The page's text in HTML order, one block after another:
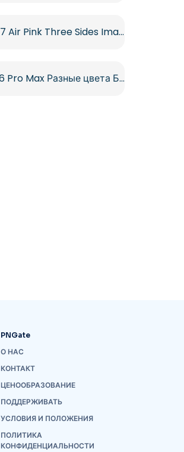
Iphone 17 Air Pink Three Sides Image Бесплатно PNG
iPhone 16 Pro Max Разные цвета Бесплатно PNG
PNGate
О НАС
КОНТАКТ
ЦЕНООБРАЗОВАНИЕ
ПОДДЕРЖИВАТЬ
УСЛОВИЯ И ПОЛОЖЕНИЯ
ПОЛИТИКА
КОНФИДЕНЦИАЛЬНОСТИ